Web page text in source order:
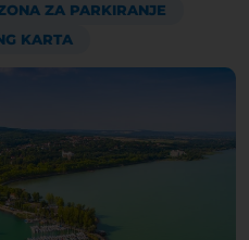
ZA PARKIRANJE
KARTA